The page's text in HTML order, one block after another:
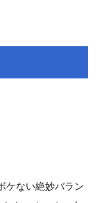
ケない絶妙バラン